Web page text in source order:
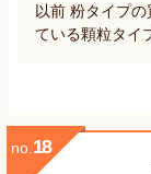
以前 粉タイプ
ている顆粒タイ
no. 18